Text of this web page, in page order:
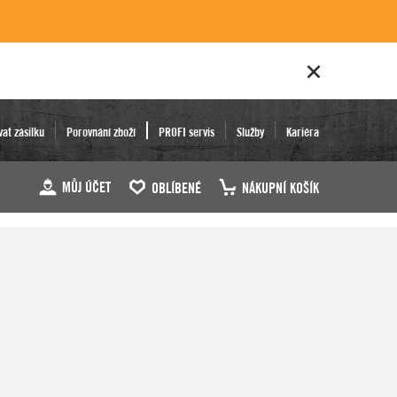
zásilku Porovnání zboží PROFI servis Služby Kariéra
MŮJ ÚČET OBLÍBENÉ NÁKUPNÍ KOŠÍK